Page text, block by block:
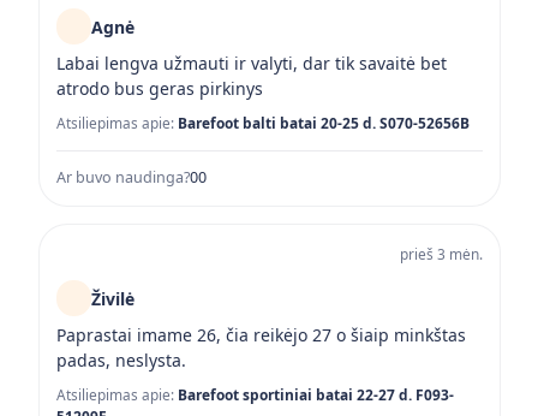
Agnė
Labai lengva užmauti ir valyti, dar tik savaitė bet
atrodo bus geras pirkinys
Atsiliepimas apie: Barefoot balti batai 20-25 d. S070-52656B
Ar buvo naudinga?00
prieš 3 mėn.
Živilė
Paprastai imame 26, čia reikėjo 27 o šiaip minkštas
padas, neslysta.
Atsiliepimas apie: Barefoot sportiniai batai 22-27 d. F093-